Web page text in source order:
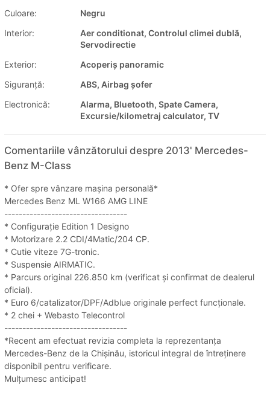
Culoare:
Negru
Interior:
Aer conditionat, Controlul climei dublă,
Servodirectie
Exterior:
Acoperiș panoramic
Siguranţă:
ABS, Airbag șofer
Electronică:
Alarma, Bluetooth, Spate Camera,
Excursie/kilometraj calculator, TV
Comentariile vânzătorului despre 2013' Mercedes-
Benz M-Class
* Ofer spre vânzare mașina personală*
Mercedes Benz ML W166 AMG LINE
----------------------------------
* Configurație Edition 1 Designo
* Motorizare 2.2 CDI/4Matic/204 CP.
* Cutie viteze 7G-tronic.
* Suspensie AIRMATIC.
* Parcurs original 226.850 km (verificat și confirmat de dealerul
oficial).
* Euro 6/catalizator/DPF/Adblue originale perfect funcționale.
* 2 chei + Webasto Telecontrol
----------------------------------
*Recent am efectuat revizia completa la reprezentanța
Mercedes-Benz de la Chișinău, istoricul integral de întreținere
disponibil pentru verificare.
Mulțumesc anticipat!